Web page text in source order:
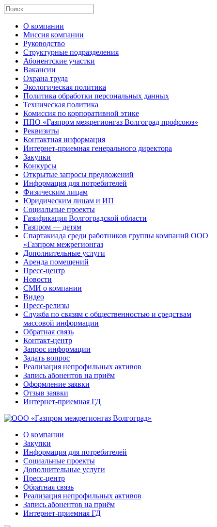
О компании
Миссия компании
Руководство
Структурные подразделения
Абонентские участки
Вакансии
Охрана труда
Экологическая политика
Политика обработки персональных данных
Техническая политика
Комиссия по корпоративной этике
ППО «Газпром межрегионгаз Волгоград профсоюз»
Реквизиты
Контактная информация
Интернет-приемная генерального директора
Закупки
Конкурсы
Открытые запросы предложений
Информация для потребителей
Физическим лицам
Юридическим лицам и ИП
Социальные проекты
Газификация Волгоградской области
Газпром — детям
Спартакиада среди работников группы компаний ООО
«Газпром межрегионгаз
Дополнительные услуги
Аренда помещений
Пресс-центр
Новости
СМИ о компании
Видео
Пресс-релизы
Служба по связям с общественностью и средствам
массовой информации
Обратная связь
Контакт-центр
Запрос информации
Задать вопрос
Реализация непрофильных активов
Запись абонентов на приём
Оформление заявки
Отзыв заявки
Интернет-приемная ГД
О компании
Закупки
Информация для потребителей
Социальные проекты
Дополнительные услуги
Пресс-центр
Обратная связь
Реализация непрофильных активов
Запись абонентов на приём
Интернет-приемная ГД